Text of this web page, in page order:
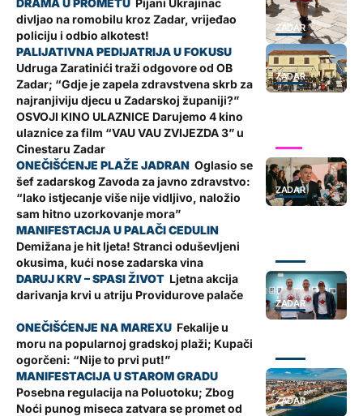
ZADAR
divljao na romobilu kroz Zadar, vrijeđao
policiju i odbio alkotest!
ZADAR
Udruga Zaratinići traži odgovore od OB
Zadar; “Gdje je zapela zdravstvena skrb za
najranjiviju djecu u Zadarskoj županiji?”
OSVOJI KINO ULAZNICE Darujemo 4 kino
ulaznice za film “VAU VAU ZVIJEZDA 3” u
Cinestaru Zadar
ZADAR
Oglasio se
šef zadarskog Zavoda za javno zdravstvo:
“Iako istjecanje više nije vidljivo, naložio
sam hitno uzorkovanje mora”
Demižana je hit ljeta! Stranci oduševljeni
okusima, kući nose zadarska vina
ZADAR
Ljetna akcija
darivanja krvi u atriju Providurove palače
Fekalije u
moru na popularnoj gradskoj plaži; Kupači
ogorčeni: “Nije to prvi put!”
ZADAR
Posebna regulacija na Poluotoku; Zbog
Noći punog miseca zatvara se promet od